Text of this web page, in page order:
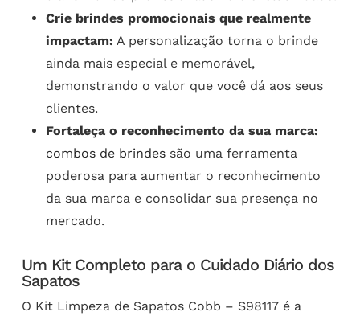
Crie brindes promocionais que realmente
impactam: A personalização torna o brinde
ainda mais especial e memorável,
demonstrando o valor que você dá aos seus
clientes.
Fortaleça o reconhecimento da sua marca:
combos de brindessão uma ferramenta
poderosa para aumentar o reconhecimento
da sua marca e consolidar sua presença no
mercado.
Um Kit Completo para o Cuidado Diário dos
Sapatos
O Kit Limpeza de Sapatos Cobb – S98117 é a